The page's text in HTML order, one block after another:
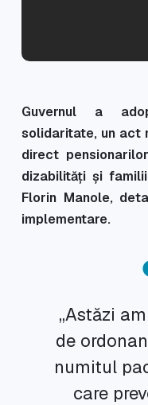
Guvernul a
solidaritate, un act
direct
dizabilități și
Florin Manole,
implementare.
„Astăzi
de
numitul
care